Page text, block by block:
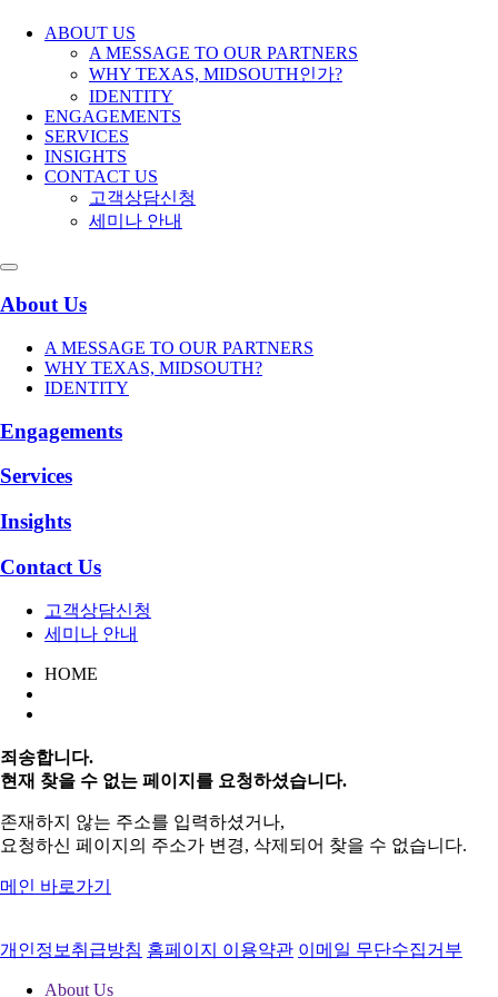
ABOUT US
A MESSAGE TO OUR PARTNERS
WHY TEXAS, MIDSOUTH인가?
IDENTITY
ENGAGEMENTS
SERVICES
INSIGHTS
CONTACT US
고객상담신청
세미나 안내
About Us
A MESSAGE TO OUR PARTNERS
WHY TEXAS, MIDSOUTH?
IDENTITY
Engagements
Services
Insights
Contact Us
고객상담신청
세미나 안내
HOME
죄송합니다.
현재 찾을 수 없는 페이지를 요청하셨습니다.
존재하지 않는 주소를 입력하셨거나,
요청하신 페이지의 주소가 변경, 삭제되어 찾을 수 없습니다.
메인 바로가기
개인정보취급방침 홈페이지 이용약관 이메일 무단수집거부
About Us